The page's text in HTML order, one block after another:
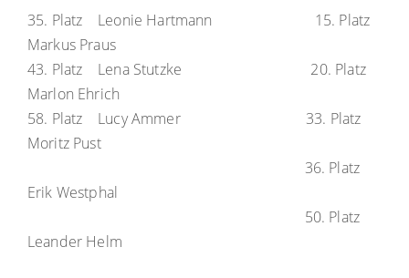
35. Platz Leonie Hartmann 15. Platz
Markus Praus
43. Platz Lena Stutzke 20. Platz
Marlon Ehrich
58. Platz Lucy Ammer 33. Platz
Moritz Pust
36. Platz
Erik Westphal
50. Platz
Leander Helm